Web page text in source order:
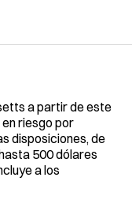
a partir de este
riesgo por
disposiciones, de
500 dólares
a los